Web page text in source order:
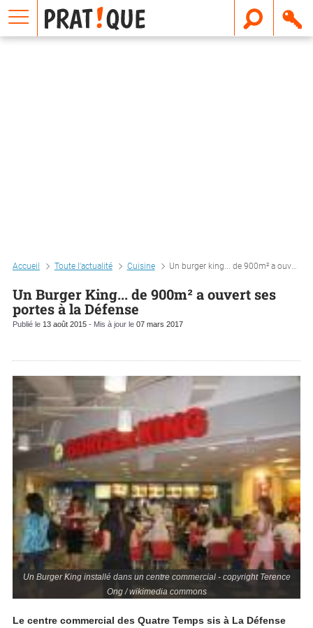
Accueil Toute l'actualité Cuisine Un burger king... de 900m² a ouvert ses portes à la défense
Un Burger King... de 900m² a ouvert ses
portes à la Défense
Publié le 13 août 2015 - Mis à jour le 07 mars 2017
Un Burger King installé dans un centre commercial - copyright Terence
Ong / wikimedia commons
Le centre commercial des Quatre Temps sis à La Défense
E
m
a